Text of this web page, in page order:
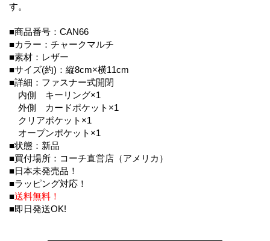
す。
■商品番号：CAN66
■カラー：チャークマルチ
■素材：レザー
■サイズ(約)：縦8cm×横11cm
■詳細：ファスナー式開閉
内側 キーリング×1
外側 カードポケット×1
クリアポケット×1
オープンポケット×1
■状態：新品
■買付場所：コーチ直営店（アメリカ）
■日本未発売品！
■ラッピング対応！
■送料無料！
■即日発送OK!